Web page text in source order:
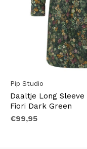
Pip Studio
Daaltje Long
Fiori Dark Green
€99,95